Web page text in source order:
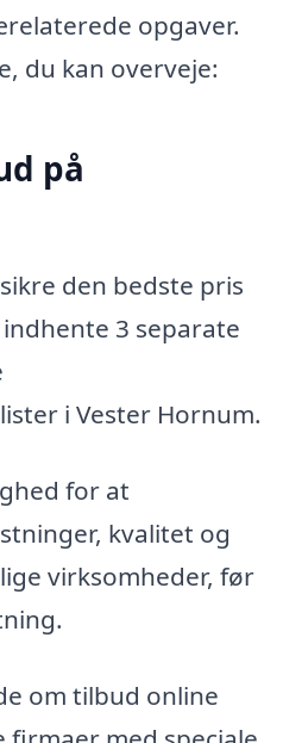
opgaver.
du kan overveje:
på
den bedste pris
3 separate
i Vester Hornum.
for at
kvalitet og
virksomheder, før
om tilbud online